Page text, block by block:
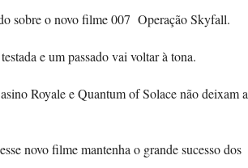
sobre o novo filme 007 Operação Skyfall.
e um passado vai voltar à tona.
Royale e Quantum of Solace não deixam a
novo filme mantenha o grande sucesso dos